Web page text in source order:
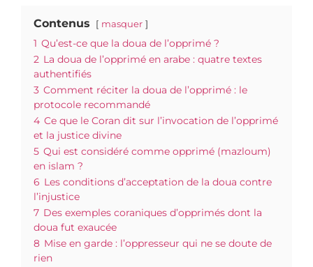
Contenus masquer
1 Qu’est-ce que la doua de l’opprimé ?
2 La doua de l’opprimé en arabe : quatre textes
authentifiés
3 Comment réciter la doua de l’opprimé : le
protocole recommandé
4 Ce que le Coran dit sur l’invocation de l’opprimé
et la justice divine
5 Qui est considéré comme opprimé (mazloum)
en islam ?
6 Les conditions d’acceptation de la doua contre
l’injustice
7 Des exemples coraniques d’opprimés dont la
doua fut exaucée
8 Mise en garde : l’oppresseur qui ne se doute de
rien